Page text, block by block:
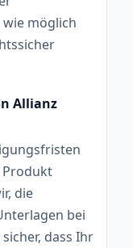
möglich
Allianz
Produkt
die
bei
dass Ihr